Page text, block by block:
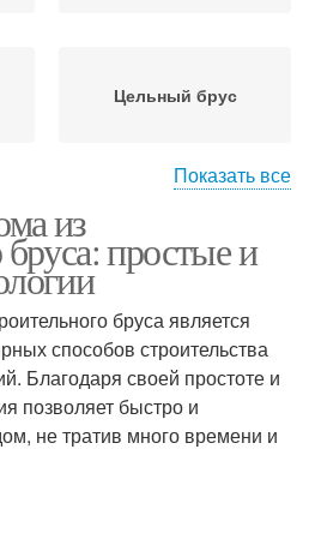
Цельный брус
Стен в доме
Показать все
из
бруса: простые и
бруса является
способов строительства
Благодаря своей простоте и
позволяет быстро и
не тратив много времени и